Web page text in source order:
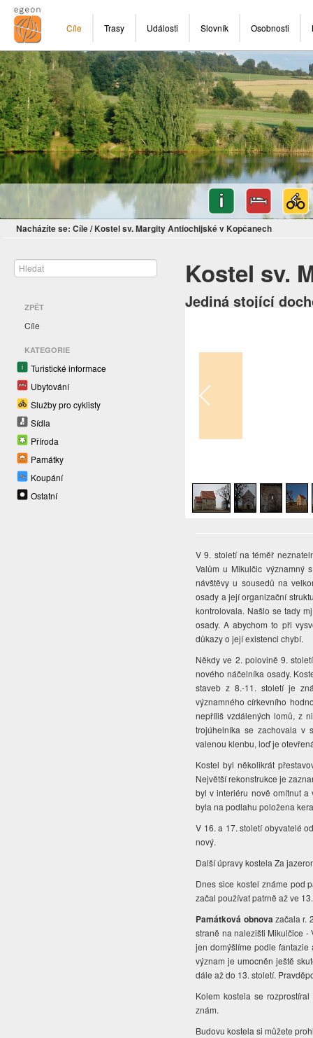
Cíle Trasy Události Slovník Osobnosti
Nacházíte se: Cíle/ Kostel sv. Margity Antiochijské v Kopčanech
ZPĚT
Cíle
KATEGORIE
Turistické informace
Ubytování
Služby pro cyklisty
Sídla
Příroda
Památky
Koupání
Ostatní
Kostel sv.
Jediná stojící
V 9. století na téměř
Valům u Mikulčic významný
návštěvy u sousedů na
osady a její organizační
kontrolovala. Našlo se tady
osady. A abychom to při
důkazy o její existenci chybí.
Někdy ve 2. polovině 9.
nového náčelníka osady.
staveb z 8.-11. století je
významného církevního
nepříliš vzdálených lomů, z
trojúhelníka se zachovala v
valenou klenbu, loď je
Kostel byl několikrát
Největší rekonstrukce je
byl v interiéru nově omítnut
byla na podlahu položena
V 16. a 17. století obyvatelé
nový.
Další úpravy kostela Za
Dnes sice kostel známe pod
začal používat patrně až ve
Památková obnova začala r.
straně na nalezišti Mikulčice
jen domýšlíme podle
význam je umocněn ještě
dále až do 13. století.
Kolem kostela se
znám.
Budovu kostela si můžete